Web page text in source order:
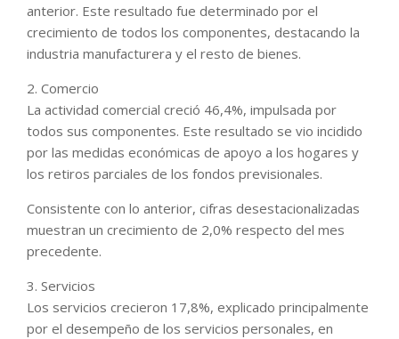
anterior. Este resultado fue determinado por el
crecimiento de todos los componentes, destacando la
industria manufacturera y el resto de bienes.
2. Comercio
La actividad comercial creció 46,4%, impulsada por
todos sus componentes. Este resultado se vio incidido
por las medidas económicas de apoyo a los hogares y
los retiros parciales de los fondos previsionales.
Consistente con lo anterior, cifras desestacionalizadas
muestran un crecimiento de 2,0% respecto del mes
precedente.
3. Servicios
Los servicios crecieron 17,8%, explicado principalmente
por el desempeño de los servicios personales, en